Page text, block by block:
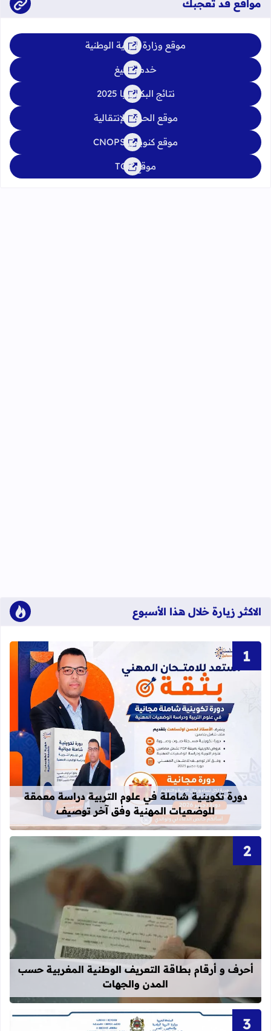
مواقع قد تعجبك
موقع وزارة التربية الوطنية
خدمة تبليغ
نتائج البكالوريا 2025
موقع الحركة الإنتقالية
موقع كنوبس CNOPS
موقع TGR
الاكثر زيارة خلال هذا الأسبوع
قراءة المزيد عن دورة تكوينية
دورة تكوينية شاملة في علوم التربية دراسة معمقة
للوضعيات المهنية وفق آخر توصيف
قراءة المزيد عن أحرف و أرقام
أحرف و أرقام بطاقة التعريف الوطنية المغربية حسب
المدن والجهات